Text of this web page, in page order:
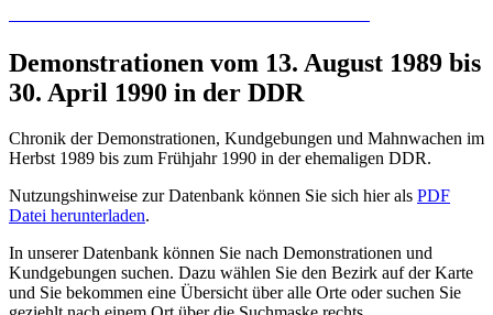
Demonstrationen vom 13. August 1989 bis
30. April 1990 in der DDR
Chronik der Demonstrationen, Kundgebungen und Mahnwachen im
Herbst 1989 bis zum Frühjahr 1990 in der ehemaligen DDR.
Nutzungshinweise zur Datenbank können Sie sich hier als PDF
Datei herunterladen.
In unserer Datenbank können Sie nach Demonstrationen und
Kundgebungen suchen. Dazu wählen Sie den Bezirk auf der Karte
und Sie bekommen eine Übersicht über alle Orte oder suchen Sie